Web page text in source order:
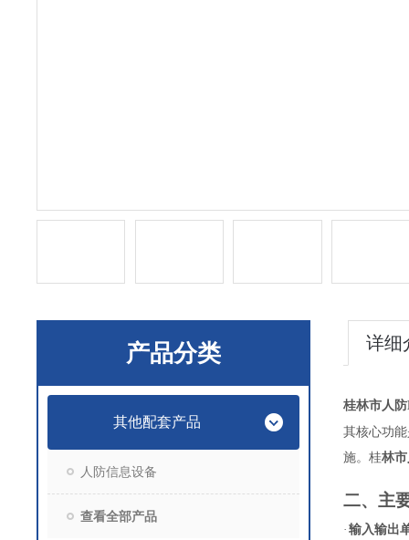
产品分类
其他配套产品
人防信息设备
查看全部产品
详细
桂林市人
其核心功
施。桂林
二、主
· 输入输出